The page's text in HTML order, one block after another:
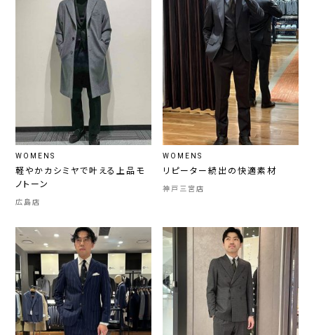
WOMENS
軽やかカシミヤで叶える上品モ
ノトーン
広島店
WOMENS
リピーター続出の快適素材
神戸三宮店